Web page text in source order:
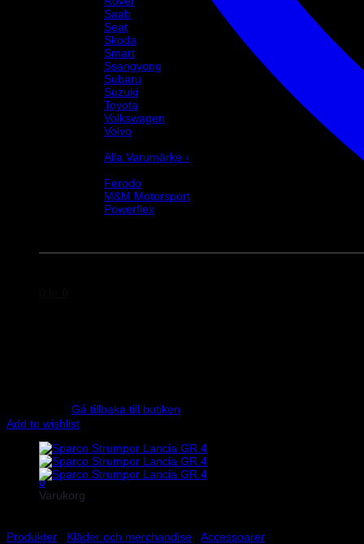
Saab
Seat
Skoda
Smart
Ssangyong
Subaru
Suzuki
Toyota
Volkswagen
Volvo
Alla Varumärke ›
Ferodo
M&M Motorsport
Powerflex
Gå tillbaka till butiken
0
Varukorg
Add to wishlist
Produkter Kläder och merchandise Accessoarer